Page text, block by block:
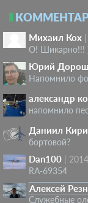
Михаил Кох
О! Шикарно!!!
Юрий
Напомнило
александр
напомнило
Даниил
бортовой?
Dan100
RA-69354
Алексей
Служебные